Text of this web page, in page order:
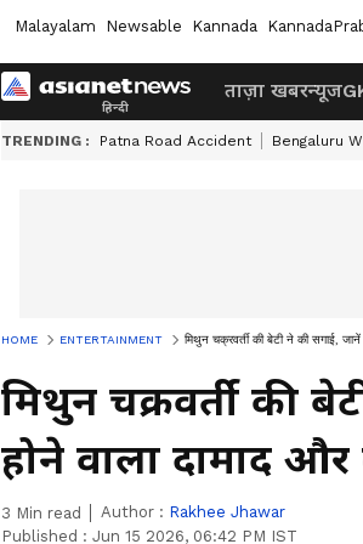
Malayalam Newsable Kannada
ताज़ा खबरन्यूज
TRENDING : Patna Road Accident Bengaluru
HOME ENTERTAINMENT मिथुन चक्रवर्ती की बेटी ने की सगाई,
मिथुन चक्रवर्ती की
होने वाला दामाद
3 Min read Author : Rakhee Jhawar
Published : Jun 15 2026, 06:42 PM IST